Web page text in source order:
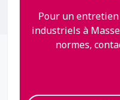
Pour un
industriels à
normes,